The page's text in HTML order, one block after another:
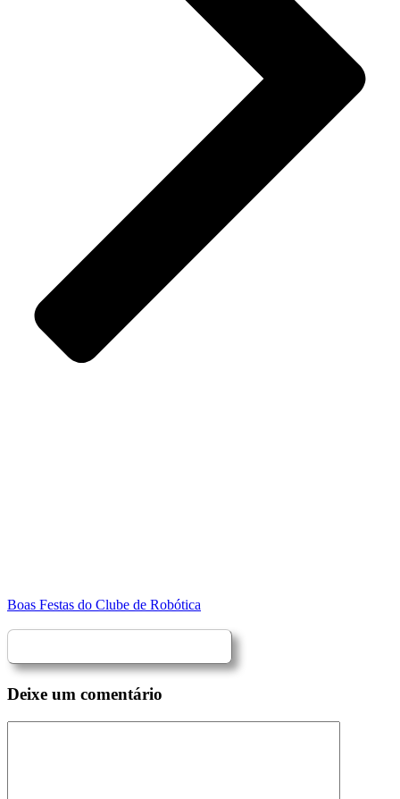
Boas Festas do Clube de Robótica
Deixe um comentário